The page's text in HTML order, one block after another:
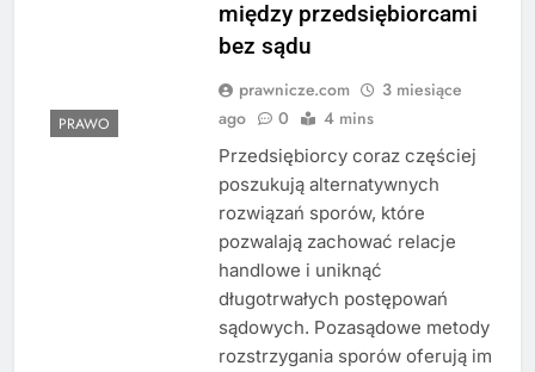
PRAWO
między przedsiębiorcami
bez sądu
prawnicze.com
3 miesiące
ago
0 4 mins
Przedsiębiorcy coraz częściej
poszukują alternatywnych
rozwiązań sporów, które
pozwalają zachować relacje
handlowe i uniknąć
długotrwałych postępowań
sądowych. Pozasądowe metody
rozstrzygania sporów oferują im